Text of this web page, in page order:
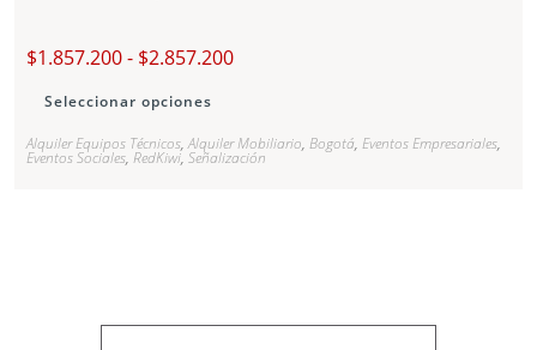
$1.857.200 - $2.857.200
Seleccionar opciones
Alquiler Equipos Técnicos,Alquiler Mobiliario,Bogotá,Eventos Empresariales,
Eventos Sociales,RedKiwi,Señalización